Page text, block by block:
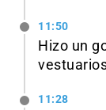
11:50
Hizo un
11:28